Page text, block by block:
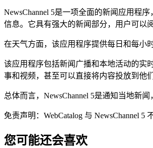
NewsChannel 5是一项全面的新闻应用程
信息。它具有强大的新闻部分，用户可以
在天气方面，该应用程序提供每日和每小
该应用程序包括新闻广播和本地活动的实
事和视频，甚至可以直接将内容投放到他
总体而言，NewsChannel 5是通知当地新
免责声明：WebCatalog 与 NewsChannel
您可能还会喜欢